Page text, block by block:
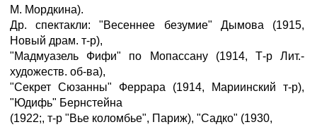
М. Мордкина).
Др. спектакли: "Весеннее безумие" Дымова (1915,
Новый драм. т-р),
"Мадмуазель Фифи" по Мопассану (1914, Т-р Лит.-
художеств. об-ва),
"Секрет Сюзанны" Феррара (1914, Мариинский т-р),
"Юдифь" Бернстейна
(1922;, т-р "Вье коломбье", Париж), "Садко" (1930,